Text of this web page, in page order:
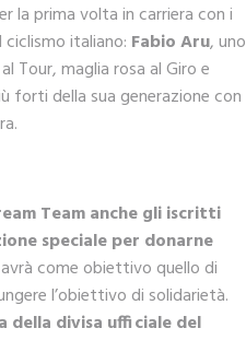
la prima volta in carriera con i
italiano: Fabio Aru, uno
Tour, maglia rosa al Giro e
forti della sua generazione con
Team anche gli iscritti
speciale per donarne
come obiettivo quello di
l’obiettivo di solidarietà.
della divisa ufficiale del